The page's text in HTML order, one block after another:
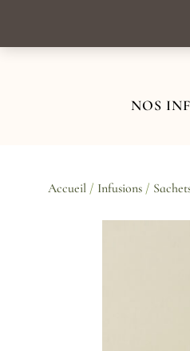
NOS
Accueil / Infusions /